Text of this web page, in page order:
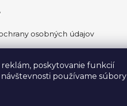
reklám, poskytovanie funkcií
používame súbory
osobných údajov